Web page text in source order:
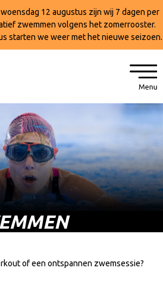
12 augustus zijn wij 7 dagen per
zwemmen volgens het zomerrooster.
starten we weer met het nieuwe seizoen.
of een ontspannen zwemsessie?